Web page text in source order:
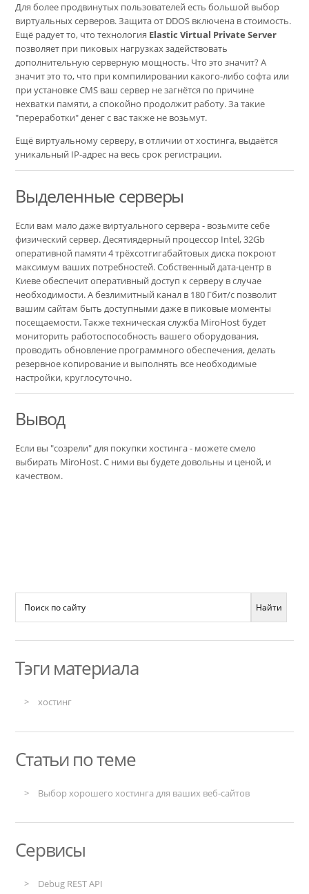
Для более продвинутых пользователей есть большой выбор
виртуальных серверов. Защита от DDOS включена в стоимость.
Ещё радует то, что технология Elastic Virtual Private Server
позволяет при пиковых нагрузках задействовать
дополнительную серверную мощность. Что это значит? А
значит это то, что при компилировании какого-либо софта или
при установке CMS ваш сервер не загнётся по причине
нехватки памяти, а спокойно продолжит работу. За такие
"переработки" денег с вас также не возьмут.
Ещё виртуальному серверу, в отличии от хостинга, выдаётся
уникальный IP-адрес на весь срок регистрации.
Выделенные серверы
Если вам мало даже виртуального сервера - возьмите себе
физический сервер. Десятиядерный процессор Intel, 32Gb
оперативной памяти 4 трёхсотгигабайтовых диска покроют
максимум ваших потребностей. Собственный дата-центр в
Киеве обеспечит оперативный доступ к серверу в случае
необходимости. А безлимитный канал в 180 Гбит/с позволит
вашим сайтам быть доступными даже в пиковые моменты
посещаемости. Также техническая служба MiroHost будет
мониторить работоспособность вашего оборудования,
проводить обновление программного обеспечения, делать
резервное копирование и выполнять все необходимые
настройки, круглосуточно.
Вывод
Если вы "созрели" для покупки хостинга - можете смело
выбирать MiroHost. С ними вы будете довольны и ценой, и
качеством.
Тэги материала
хостинг
Статьи по теме
Выбор хорошего хостинга для ваших веб-сайтов
Сервисы
Debug REST API